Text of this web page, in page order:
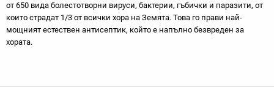
от 650 вида болестотворни вируси, бактерии, гъбички и паразити, от
които страдат 1/3 от всички хора на Земята. Това го прави най-
мощният естествен антисептик, който е напълно безвреден за
хората.